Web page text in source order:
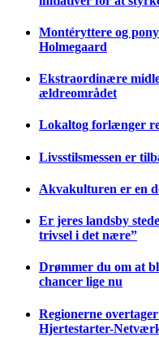
Montéryttere og
Holmegaard
Ekstraordinære
ældreområdet
Lokaltog forlænger
Livsstilsmessen er
Akvakulturen er en
Er jeres landsby
trivsel i det nære”
Drømmer du om at
chancer lige nu
Regionerne
Hjertestarter-